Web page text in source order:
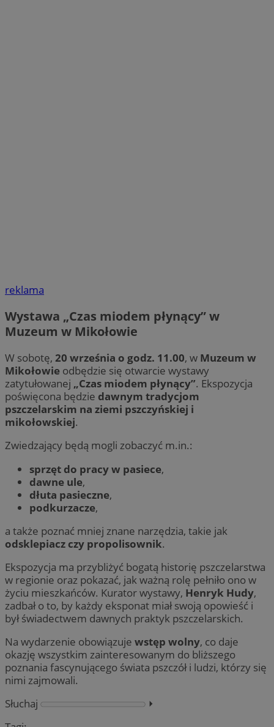
reklama
Wystawa „Czas miodem płynący” w
Muzeum w Mikołowie
W sobotę, 20 września o godz. 11.00, w Muzeum w
Mikołowie odbędzie się otwarcie wystawy
zatytułowanej „Czas miodem płynący”. Ekspozycja
poświęcona będzie dawnym tradycjom
pszczelarskim na ziemi pszczyńskiej i
mikołowskiej.
Zwiedzający będą mogli zobaczyć m.in.:
sprzęt do pracy w pasiece,
dawne ule,
dłuta pasieczne,
podkurzacze,
a także poznać mniej znane narzędzia, takie jak
odsklepiacz czy propolisownik.
Ekspozycja ma przybliżyć bogatą historię pszczelarstwa
w regionie oraz pokazać, jak ważną rolę pełniło ono w
życiu mieszkańców. Kurator wystawy, Henryk Hudy,
zadbał o to, by każdy eksponat miał swoją opowieść i
był świadectwem dawnych praktyk pszczelarskich.
Na wydarzenie obowiązuje wstęp wolny, co daje
okazję wszystkim zainteresowanym do bliższego
poznania fascynującego świata pszczół i ludzi, którzy się
nimi zajmowali.
Słuchaj
⏵︎